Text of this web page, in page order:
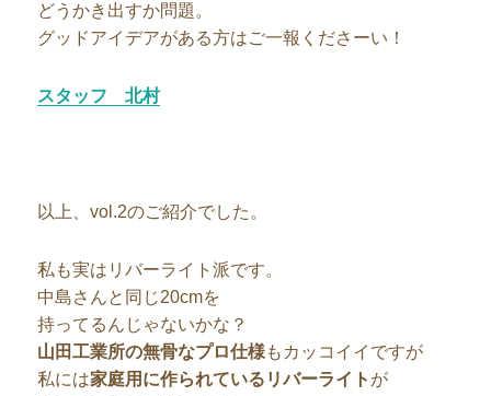
どうかき出すか問題。
グッドアイデアがある方はご一報くださーい！
スタッフ 北村
以上、vol.2のご紹介でした。
私も実はリバーライト派です。
中島さんと同じ20cmを
持ってるんじゃないかな？
山田工業所の無骨なプロ仕様もカッコイイですが
私には家庭用に作られているリバーライト が